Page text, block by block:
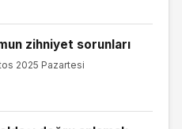
zihniyet sorunları
2025 Pazartesi